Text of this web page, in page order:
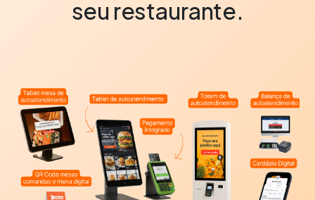
seu restaurante.